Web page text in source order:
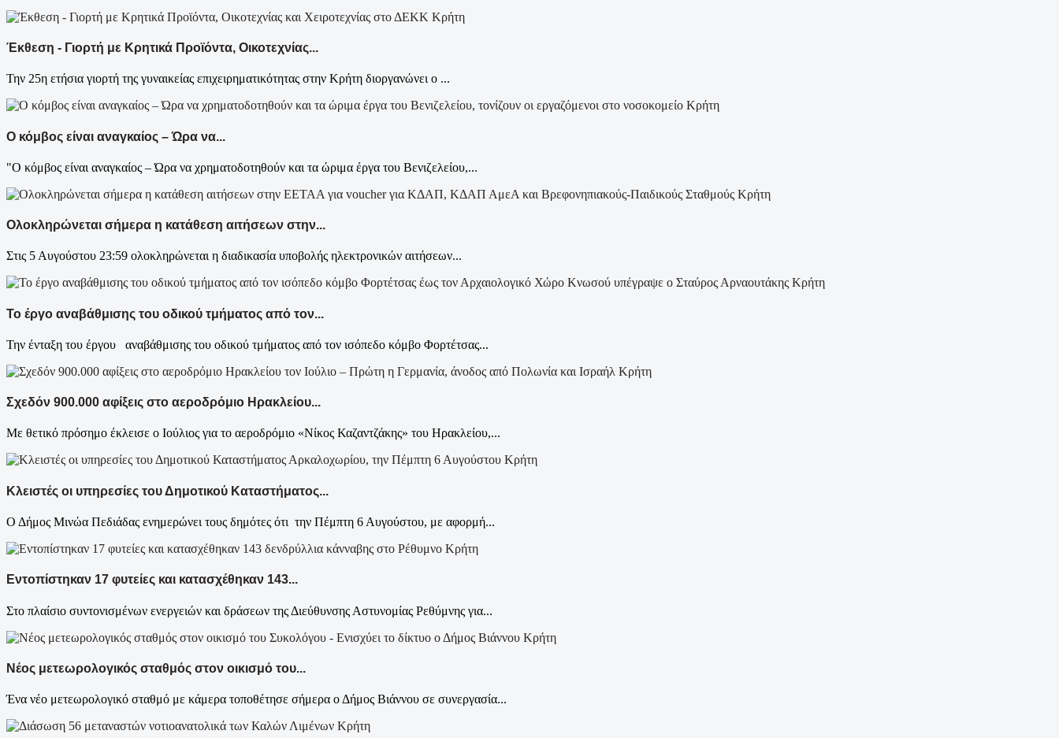
Κρήτη
Έκθεση - Γιορτή με Κρητικά Προϊόντα, Οικοτεχνίας...
Την 25η ετήσια γιορτή της γυναικείας επιχειρηματικότητας στην Κρήτη διοργανώνει ο ...
Κρήτη
Ο κόμβος είναι αναγκαίος – Ώρα να...
"Ο κόμβος είναι αναγκαίος – Ώρα να χρηματοδοτηθούν και τα ώριμα έργα του Βενιζελείου,...
Κρήτη
Ολοκληρώνεται σήμερα η κατάθεση αιτήσεων στην...
Στις 5 Αυγούστου 23:59 ολοκληρώνεται η διαδικασία υποβολής ηλεκτρονικών αιτήσεων...
Κρήτη
Το έργο αναβάθμισης του οδικού τμήματος από τον...
Την ένταξη του έργου αναβάθμισης του οδικού τμήματος από τον ισόπεδο κόμβο Φορτέτσας...
Κρήτη
Σχεδόν 900.000 αφίξεις στο αεροδρόμιο Ηρακλείου...
Με θετικό πρόσημο έκλεισε ο Ιούλιος για το αεροδρόμιο «Νίκος Καζαντζάκης» του Ηρακλείου,...
Κρήτη
Κλειστές οι υπηρεσίες του Δημοτικού Καταστήματος...
Ο Δήμος Μινώα Πεδιάδας ενημερώνει τους δημότες ότι την Πέμπτη 6 Αυγούστου, με αφορμή...
Κρήτη
Εντοπίστηκαν 17 φυτείες και κατασχέθηκαν 143...
Στο πλαίσιο συντονισμένων ενεργειών και δράσεων της Διεύθυνσης Αστυνομίας Ρεθύμνης για...
Κρήτη
Νέος μετεωρολογικός σταθμός στον οικισμό του...
Ένα νέο μετεωρολογικό σταθμό με κάμερα τοποθέτησε σήμερα ο Δήμος Βιάννου σε συνεργασία...
Κρήτη